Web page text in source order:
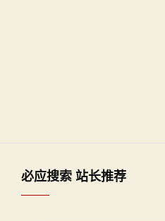
必应搜索 站长推荐